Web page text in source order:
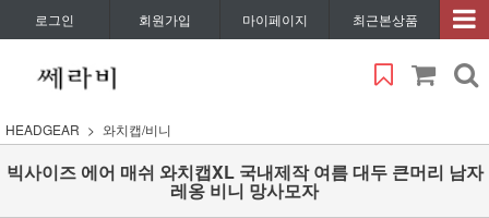
로그인 회원가입 마이페이지 최근본상품
HEADGEAR 와치캡/비니
빅사이즈 에어 매쉬 와치캡XL 국내제작 여름 대두 큰머리 남자
레옹 비니 망사모자